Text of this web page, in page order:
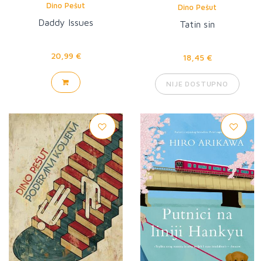
Dino Pešut
Daddy Issues
20,99 €
Dino Pešut
Tatin sin
18,45 €
NIJE DOSTUPNO